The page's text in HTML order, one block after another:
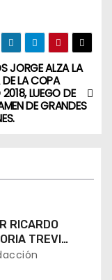
JORGE ALZA LA
LA COPA
LUEGO DE
DE GRANDES
RICARDO
TREVI
A LA PILA